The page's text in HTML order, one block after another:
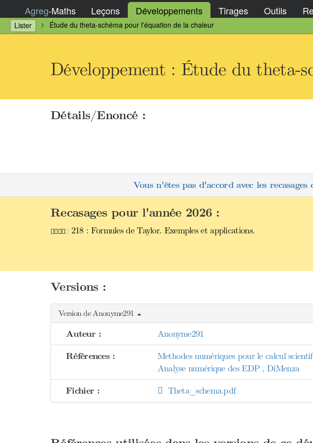
Agreg-Maths Leçons Développements Tirages Outils
Lister Étude du theta-schéma pour l'équation de la chaleur
Développement : Étude du theta-
Détails/Enoncé :
Vous n'êtes pas d'accord avec les
Recasages pour l'année 2026 :
218 : Formules de Taylor. Exemples et applications.
Versions :
Version de Anonyme291
Auteur : Anonyme291
Références :
Methodes numériques pour le calcul
Analyse numérique des EDP , DiMenza
Fichier : Theta_schema.pdf